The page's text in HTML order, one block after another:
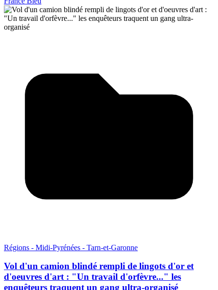
Régions - Midi-Pyrénées - Tarn-et-Garonne
Vol d'un camion blindé rempli de lingots d'or et
d'oeuvres d'art : "Un travail d'orfèvre..." les
enquêteurs traquent un gang ultra-organisé